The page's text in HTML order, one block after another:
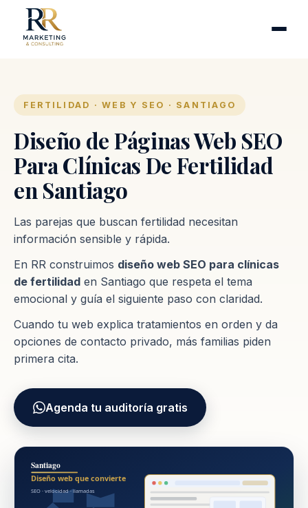
Industrias
Proceso
Contacto
FERTILIDAD · WEB Y SEO · SANTIAGO
Diseño de Páginas Web SEO
Para Clínicas De Fertilidad
en Santiago
Las parejas que buscan fertilidad necesitan
información sensible y rápida.
En RR construimos diseño web SEO para clínicas
de fertilidad en Santiago que respeta el tema
emocional y guía el siguiente paso con claridad.
Cuando tu web explica tratamientos en orden y da
opciones de contacto privado, más familias piden
primera cita.
Agenda tu auditoría gratis